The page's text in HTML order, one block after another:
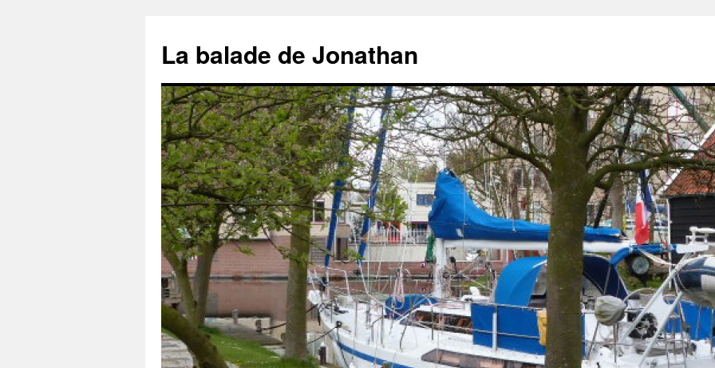
contenu
La balade de Jonathan